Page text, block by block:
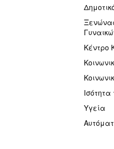
Κέντρο
Υγεία